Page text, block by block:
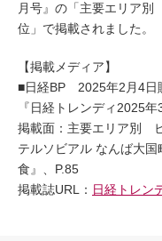
月号』の「主要エリア
位」で掲載されました。
【掲載メディア】
■日経BP 2025年2月4
『日経トレンディ2025年
掲載面：主要エリア別
テルソビアル なんば大
食』、P.85
掲載誌URL： 日経トレン